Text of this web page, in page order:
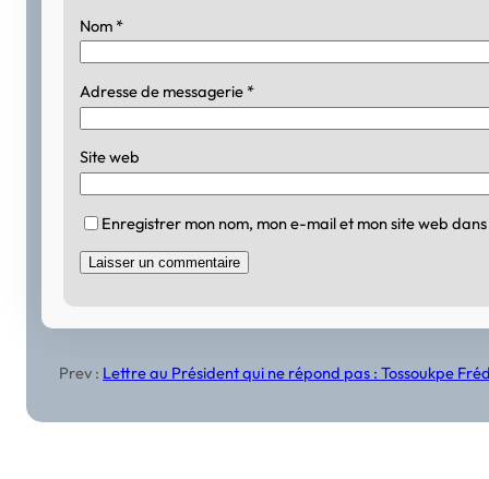
Nom *
Adresse de messagerie *
Site web
Enregistrer mon nom, mon e-mail et mon site web
Prev : Lettre au Président qui ne répond pas : Tossoukpe